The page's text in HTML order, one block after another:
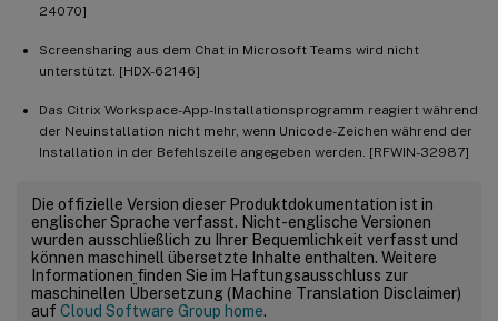
24070]
Screensharing aus dem Chat in Microsoft Teams wird nicht
unterstützt. [HDX-62146]
Das Citrix Workspace-App-Installationsprogramm reagiert während
der Neuinstallation nicht mehr, wenn Unicode-Zeichen während der
Installation in der Befehlszeile angegeben werden. [RFWIN-32987]
Die offizielle Version dieser Produktdokumentation ist in
englischer Sprache verfasst. Nicht-englische Versionen
wurden ausschließlich zu Ihrer Bequemlichkeit verfasst und
können maschinell übersetzte Inhalte enthalten. Weitere
Informationen finden Sie im Haftungsausschluss zur
maschinellen Übersetzung (Machine Translation Disclaimer)
auf Cloud Software Group home.